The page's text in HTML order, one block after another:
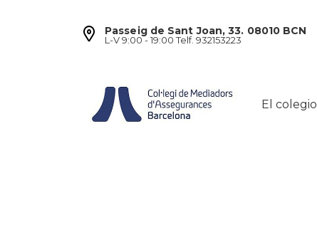
Passeig de Sant Joan, 33. 08010 BCN
L-V 9:00 - 19:00 Telf. 932153223
El colegio